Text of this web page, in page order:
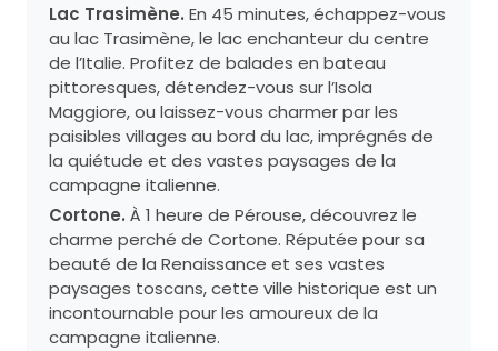
Lac Trasimène. En 45 minutes, échappez-vous
au lac Trasimène, le lac enchanteur du centre
de l’Italie. Profitez de balades en bateau
pittoresques, détendez-vous sur l’Isola
Maggiore, ou laissez-vous charmer par les
paisibles villages au bord du lac, imprégnés de
la quiétude et des vastes paysages de la
campagne italienne.
Cortone. À 1 heure de Pérouse, découvrez le
charme perché de Cortone. Réputée pour sa
beauté de la Renaissance et ses vastes
paysages toscans, cette ville historique est un
incontournable pour les amoureux de la
campagne italienne.